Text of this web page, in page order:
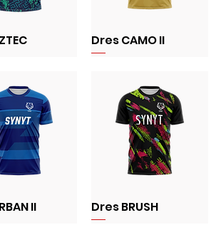
Dres CAMO II
II Dres BRUSH